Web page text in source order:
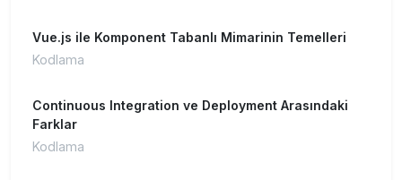
Vue.js ile Komponent Tabanlı Mimarinin Temelleri
Kodlama
Continuous Integration ve Deployment Arasındaki
Farklar
Kodlama